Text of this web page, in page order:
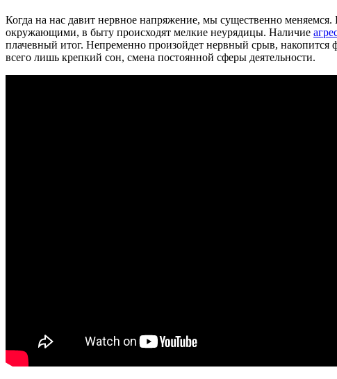
Когда на нас давит нервное напряжение, мы существенно
окружающими, в быту происходят мелкие неурядицы. Наличие
плачевный итог. Непременно произойдет нервный срыв, накопится
всего лишь крепкий сон, смена постоянной сферы деятельности.